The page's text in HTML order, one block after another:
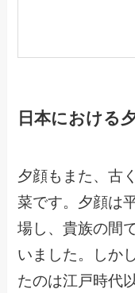
日本における
夕顔もまた、古
菜です。夕顔は
場し、貴族の間
いました。しか
たのは江戸時代